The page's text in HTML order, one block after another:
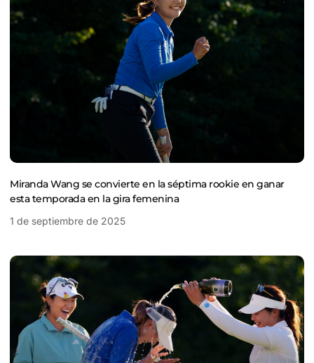
Miranda Wang se convierte en la séptima rookie en ganar
esta temporada en la gira femenina
1 de septiembre de 2025